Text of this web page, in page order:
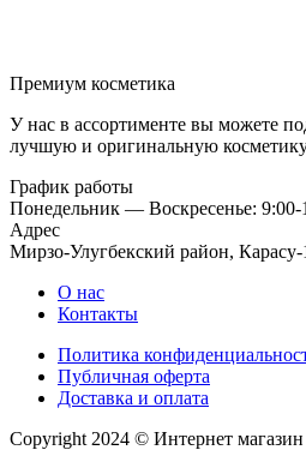
Премиум косметика
У нас в ассортименте вы можете
лучшую и оригинальную
График работы
Понедельник — Воскресенье: 9:00-
Адрес
Мирзо-Улугбекский район, Карасу-
О нас
Контакты
Политика
Публичная оферта
Доставка и оплата
Copyright 2024 © Интернет